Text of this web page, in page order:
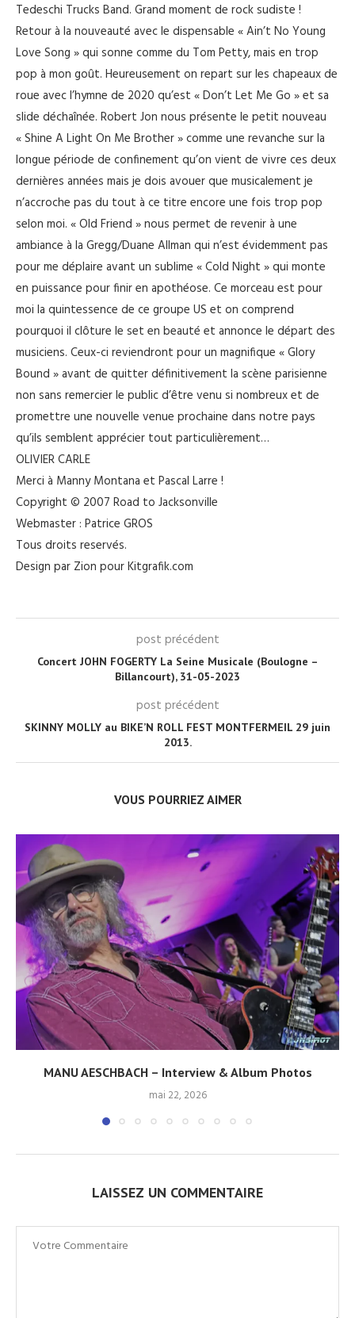
Tedeschi Trucks Band. Grand moment de rock sudiste !
Retour à la nouveauté avec le dispensable « Ain’t No Young
Love Song » qui sonne comme du Tom Petty, mais en trop
pop à mon goût. Heureusement on repart sur les chapeaux de
roue avec l’hymne de 2020 qu’est « Don’t Let Me Go » et sa
slide déchaînée. Robert Jon nous présente le petit nouveau
« Shine A Light On Me Brother » comme une revanche sur la
longue période de confinement qu’on vient de vivre ces deux
dernières années mais je dois avouer que musicalement je
n’accroche pas du tout à ce titre encore une fois trop pop
selon moi. « Old Friend » nous permet de revenir à une
ambiance à la Gregg/Duane Allman qui n’est évidemment pas
pour me déplaire avant un sublime « Cold Night » qui monte
en puissance pour finir en apothéose. Ce morceau est pour
moi la quintessence de ce groupe US et on comprend
pourquoi il clôture le set en beauté et annonce le départ des
musiciens. Ceux-ci reviendront pour un magnifique « Glory
Bound » avant de quitter définitivement la scène parisienne
non sans remercier le public d’être venu si nombreux et de
promettre une nouvelle venue prochaine dans notre pays
qu’ils semblent apprécier tout particulièrement…
OLIVIER CARLE
Merci à Manny Montana et Pascal Larre !
Copyright © 2007 Road to Jacksonville
Webmaster : Patrice GROS
Tous droits reservés.
Design par Zion pour Kitgrafik.com
post précédent
Concert JOHN FOGERTY La Seine Musicale (Boulogne –
Billancourt), 31-05-2023
post précédent
SKINNY MOLLY au BIKE’N ROLL FEST MONTFERMEIL 29 juin
2013.
VOUS POURRIEZ AIMER
MANU AESCHBACH – Interview & Album Photos
mai 22, 2026
LAISSEZ UN COMMENTAIRE